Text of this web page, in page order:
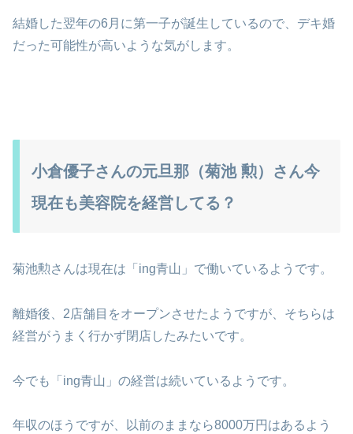
結婚した翌年の6月に第一子が誕生しているので、デキ婚
だった可能性が高いような気がします。
小倉優子さんの元旦那（菊池 勲）さん今
現在も美容院を経営してる？
菊池勲さんは現在は「ing青山」で働いているようです。
離婚後、2店舗目をオープンさせたようですが、そちらは
経営がうまく行かず閉店したみたいです。
今でも「ing青山」の経営は続いているようです。
年収のほうですが、以前のままなら8000万円はあるよう